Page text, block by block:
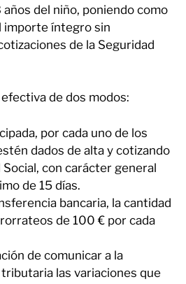
del niño, poniendo como
importe íntegro sin
de la Seguridad
de dos modos:
por cada uno de los
dados de alta y cotizando
Social, con carácter general
de 15 días.
bancaria, la cantidad
de 100 € por cada
de comunicar a la
las variaciones que